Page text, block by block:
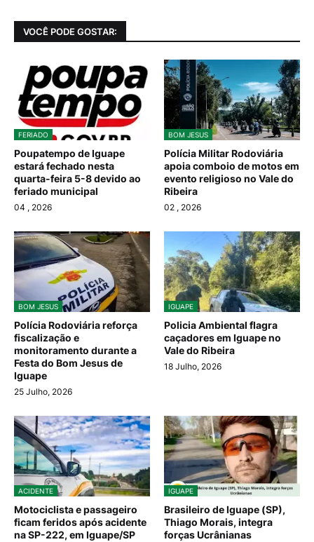
VOCÊ PODE GOSTAR:
FERIADO
Poupatempo de Iguape
estará fechado nesta
quarta-feira 5-8 devido ao
feriado municipal
04 , 2026
BOM JESUS
Polícia Militar Rodoviária
apoia comboio de motos em
evento religioso no Vale do
Ribeira
02 , 2026
BOM JESUS
Polícia Rodoviária reforça
fiscalização e
monitoramento durante a
Festa do Bom Jesus de
Iguape
25 Julho, 2026
IGUAPE
Policia Ambiental flagra
caçadores em Iguape no
Vale do Ribeira
18 Julho, 2026
ACIDENTE
Motociclista e passageiro
ficam feridos após acidente
na SP-222, em Iguape/SP
IGUAPE
Brasileiro de Iguape (SP),
Thiago Morais, integra
forças Ucrânianas